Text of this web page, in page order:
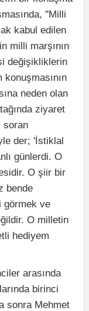
''Milli
kabul edilen
milli marşının
değişikliklerin
konuşmasının
neden olan
ziyaret
soran
der; 'İstiklal
günlerdi. O
O şiir bir
bende
görmek ve
O milletin
hediyem
arasında
birinci
sonra Mehmet